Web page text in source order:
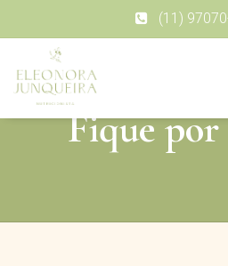
(11)
Fique